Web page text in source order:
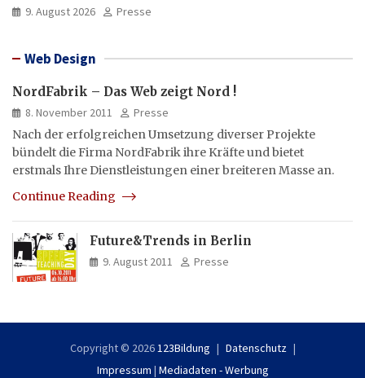
9. August 2026 Presse
Web Design
NordFabrik – Das Web zeigt Nord !
8. November 2011
Presse
Nach der erfolgreichen Umsetzung diverser Projekte
bündelt die Firma NordFabrik ihre Kräfte und bietet
erstmals Ihre Dienstleistungen einer breiteren Masse an.
Continue Reading
Future&Trends in Berlin
9. August 2011 Presse
Copyright © 2026 123Bildung
Datenschutz
Impressum | Mediadaten - Werbung